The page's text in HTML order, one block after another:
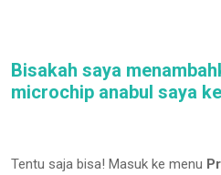
Bisakah saya
microchip anabul saya
Tentu saja bisa! Masuk ke menu